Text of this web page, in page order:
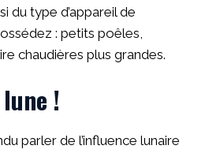
du type d’appareil de
: petits poêles,
chaudières plus grandes.
!
parler de l’influence lunaire